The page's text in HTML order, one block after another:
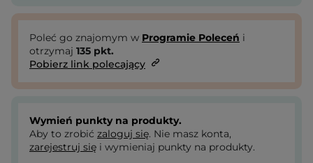
Poleć go znajomym w Programie Poleceń i
otrzymaj 135 pkt.
Pobierz link polecający
Wymień punkty na produkty.
Aby to zrobić zaloguj się. Nie masz konta,
zarejestruj się i wymieniaj punkty na produkty.